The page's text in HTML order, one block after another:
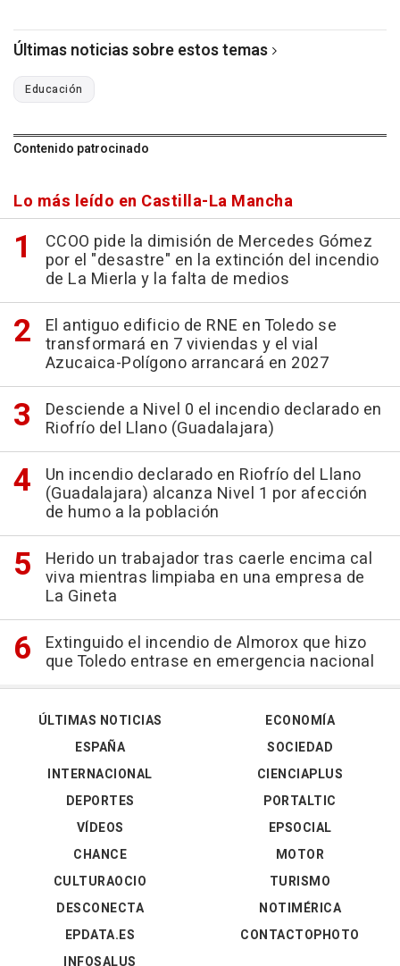
Últimas noticias sobre estos temas
Educación
Contenido patrocinado
Lo más leído en Castilla-La Mancha
CCOO pide la dimisión de Mercedes Gómez
por el "desastre" en la extinción del incendio
de La Mierla y la falta de medios
El antiguo edificio de RNE en Toledo se
transformará en 7 viviendas y el vial
Azucaica-Polígono arrancará en 2027
Desciende a Nivel 0 el incendio declarado en
Riofrío del Llano (Guadalajara)
Un incendio declarado en Riofrío del Llano
(Guadalajara) alcanza Nivel 1 por afección
de humo a la población
Herido un trabajador tras caerle encima cal
viva mientras limpiaba en una empresa de
La Gineta
Extinguido el incendio de Almorox que hizo
que Toledo entrase en emergencia nacional
ÚLTIMAS NOTICIAS
ESPAÑA
INTERNACIONAL
DEPORTES
VÍDEOS
ECONOMÍA
SOCIEDAD
CIENCIAPLUS
PORTALTIC
EPSOCIAL
CHANCE
CULTURAOCIO
DESCONECTA
EPDATA.ES
MOTOR
TURISMO
NOTIMÉRICA
CONTACTOPHOTO